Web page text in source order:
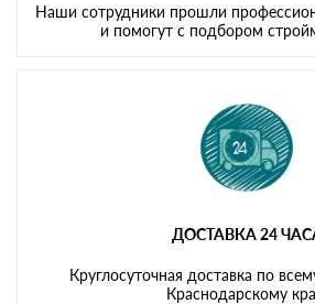
Наши сотрудники прошли
и помогут с подбором
ДОСТАВКА 24
Круглосуточная доставка по
Краснодарскому